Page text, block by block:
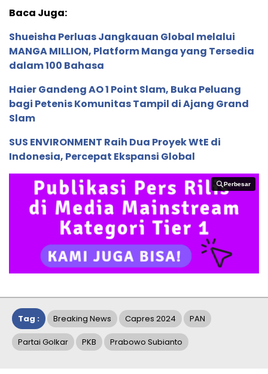
Baca Juga:
Shueisha Perluas Jangkauan Global melalui
MANGA MILLION, Platform Manga yang Tersedia
dalam 100 Bahasa
Haier Gandeng AO 1 Point Slam, Buka Peluang
bagi Petenis Komunitas Tampil di Ajang Grand
Slam
SUS ENVIRONMENT Raih Dua Proyek WtE di
Indonesia, Percepat Ekspansi Global
Perbesar
Perbesar
Tag : Breaking News Capres 2024 PAN
Partai Golkar PKB Prabowo Subianto